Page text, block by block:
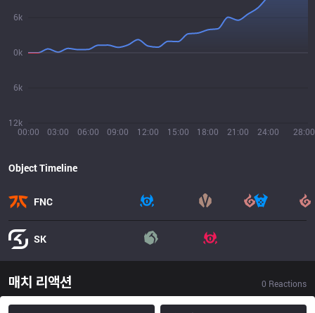
00:00 03:00 06:00 09:00 12:00 15:00 18:00 21:00 24:00 28:00
12k
6k
0k
6k
Object Timeline
FNC
SK
매치 리액션 0 Reactions